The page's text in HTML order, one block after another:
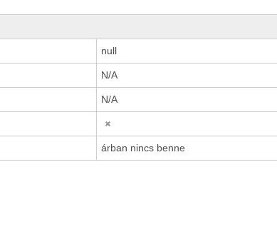
null
N/A
N/A
árban nincs benne